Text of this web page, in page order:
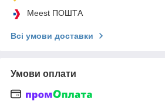
Meest ПОШТА
Всі умови доставки
Умови оплати